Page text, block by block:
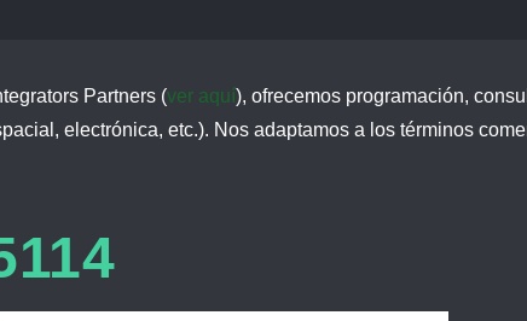
Partners (ver aquí), ofrecemos programación,
electrónica, etc.). Nos adaptamos a los términos